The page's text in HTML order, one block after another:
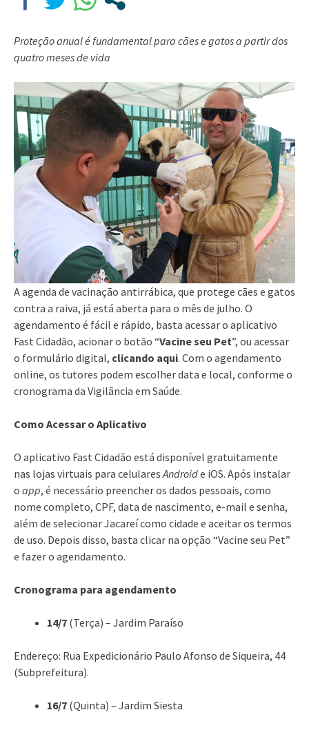
Proteção anual é fundamental para cães e gatos a partir dos
quatro meses de vida
A agenda de vacinação antirrábica, que protege cães e gatos
contra a raiva, já está aberta para o mês de julho. O
agendamento é fácil e rápido, basta acessar o aplicativo
Fast Cidadão, acionar o botão “Vacine seu Pet”, ou acessar
o formulário digital, clicando aqui. Com o agendamento
online, os tutores podem escolher data e local, conforme o
cronograma da Vigilância em Saúde.
Como Acessar o Aplicativo
O aplicativo Fast Cidadão está disponível gratuitamente
nas lojas virtuais para celulares Androide iOS. Após instalar
o app, é necessário preencher os dados pessoais, como
nome completo, CPF, data de nascimento, e-mail e senha,
além de selecionar Jacareí como cidade e aceitar os termos
de uso. Depois disso, basta clicar na opção “Vacine seu Pet”
e fazer o agendamento.
Cronograma para agendamento
14/7 (Terça) – Jardim Paraíso
Endereço: Rua Expedicionário Paulo Afonso de Siqueira, 44
(Subprefeitura).
16/7 (Quinta) – Jardim Siesta